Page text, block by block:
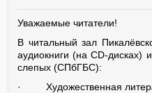
Уважаемые читатели!
В читальный зал
аудиокниги (на CD-дисках)
слепых (СПбГБС):
· Художественная